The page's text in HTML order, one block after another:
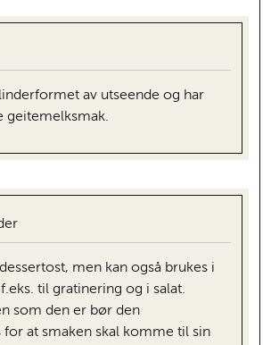
av utseende og har
geitemelksmak.
men kan også brukes i
til gratinering og i salat.
som den er bør den
at smaken skal komme til sin